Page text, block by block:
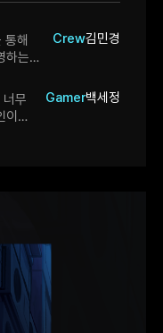
해
하는
이
화와
지다
소
임 진행
이
Crew김민경
무
Gamer백세정